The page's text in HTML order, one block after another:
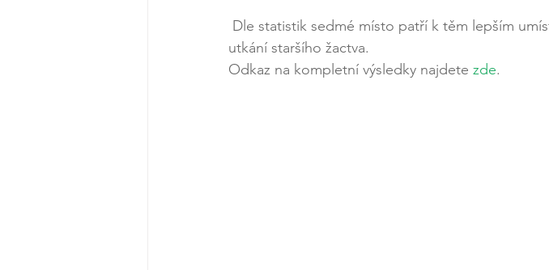
utkání staršího žactva.
Odkaz na kompletní výsledky najdete zde.